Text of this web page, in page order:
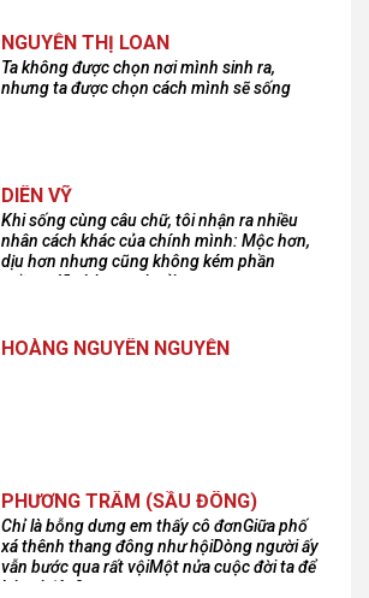
NGUYỄN THỊ LOAN
Ta không được chọn nơi mình sinh ra,
nhưng ta được chọn cách mình sẽ sống
DIÊN VỸ
Khi sống cùng câu chữ, tôi nhận ra nhiều
nhân cách khác của chính mình: Mộc hơn,
dịu hơn nhưng cũng không kém phần
cuồng dã và hoang hoải...
HOÀNG NGUYÊN NGUYỄN
PHƯƠNG TRÂM (SẦU ĐÔNG)
Chỉ là bỗng dưng em thấy cô đơnGiữa phố
xá thênh thang đông như hộiDòng người ấy
vẫn bước qua rất vộiMột nửa cuộc đời ta để
lại nơi đâu?